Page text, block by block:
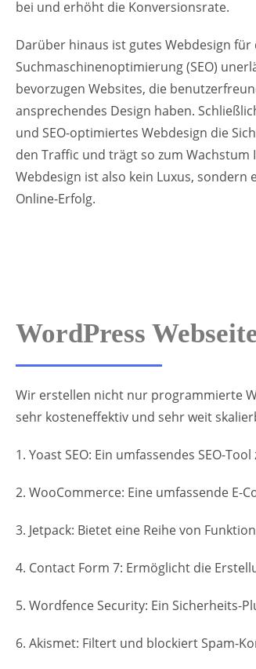
bei und erhöht die Konversionsrate.
Darüber hinaus ist gutes Webdesign für
Suchmaschinenoptimierung (SEO)
bevorzugen Websites, die
ansprechendes Design haben.
und SEO-optimiertes Webdesign die
den Traffic und trägt so zum
Webdesign ist also kein Luxus, sondern
Online-Erfolg.
WordPress
Wir erstellen nicht nur programmierte
sehr kosteneffektiv und sehr weit
1. Yoast SEO: Ein umfassendes SEO-
2. WooCommerce: Eine umfassende E-
3. Jetpack: Bietet eine Reihe von
4. Contact Form 7: Ermöglicht die
5. Wordfence Security: Ein Sicherheits-
6. Akismet: Filtert und blockiert Spam-